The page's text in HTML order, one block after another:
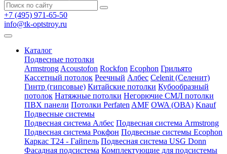
+7 (495) 971-65-50
info@tk-optstroy.ru
Каталог
Подвесные потолки
Armstrong Acoustofon Rockfon Ecophon Грильято
Кассетный потолок Реечный Албес Celenit (Селенит)
Гинтр (гипсовые) Китайские потолки Кубообразный
потолок Натяжные потолки Негорючие СМЛ потолки
ПВХ панели Потолки Perfaten AMF OWA (ОВА) Knauf
Подвесные системы
Подвесная система Албес Подвесная система Armstrong
Подвесная система Рокфон Подвесные системы Ecophon
Каркас Т24 - Гайпель Подвесная система USG Donn
Фасадная подсистема Комплектующие для подсистемы